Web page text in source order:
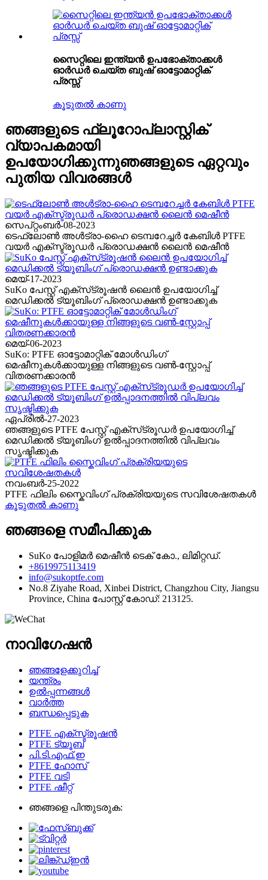
സൈറ്റിലെ ഇന്ത്യൻ ഉപഭോക്താക്കൾ
ഓർഡർ ചെയ്ത ബുഷ് ഓട്ടോമാറ്റിക്
പ്രസ്സ്
കൂടുതൽ കാണു
ഞങ്ങളുടെ ഫ്ലൂറോപ്ലാസ്റ്റിക്
വ്യാപകമായി
ഉപയോഗിക്കുന്നുഞങ്ങളുടെ ഏറ്റവും
പുതിയ വിവരങ്ങൾ
സെപ്റ്റംബർ-08-2023
ടെഫ്ലോൺ അൾട്രാ-ഹൈ ടെമ്പറേച്ചർ കേബിൾ PTFE
വയർ എക്സ്ട്രൂഡർ പ്രൊഡക്ഷൻ ലൈൻ മെഷീൻ
മെയ്-17-2023
SuKo പേസ്റ്റ് എക്‌സ്‌ട്രൂഷൻ ലൈൻ ഉപയോഗിച്ച്
മെഡിക്കൽ ട്യൂബിംഗ് പ്രൊഡക്ഷൻ ഉണ്ടാക്കുക
മെയ്-06-2023
SuKo: PTFE ഓട്ടോമാറ്റിക് മോൾഡിംഗ്
മെഷീനുകൾക്കായുള്ള നിങ്ങളുടെ വൺ-സ്റ്റോപ്പ്
വിതരണക്കാരൻ
ഏപ്രിൽ-27-2023
ഞങ്ങളുടെ PTFE പേസ്റ്റ് എക്‌സ്‌ട്രൂഡർ ഉപയോഗിച്ച്
മെഡിക്കൽ ട്യൂബിംഗ് ഉൽപ്പാദനത്തിൽ വിപ്ലവം
സൃഷ്ടിക്കുക
നവംബർ-25-2022
PTFE ഫിലിം സ്കൈവിംഗ് പ്രക്രിയയുടെ സവിശേഷതകൾ
കൂടുതൽ കാണു
ഞങ്ങളെ സമീപിക്കുക
SuKo പോളിമർ മെഷീൻ ടെക് കോ., ലിമിറ്റഡ്.
+8619975113419
info@sukoptfe.com
No.8 Ziyahe Road, Xinbei District, Changzhou City, Jiangsu
Province, China പോസ്റ്റ് കോഡ്: 213125.
നാവിഗേഷൻ
ഞങ്ങളേക്കുറിച്ച്
യന്ത്രം
ഉൽപ്പന്നങ്ങൾ
വാർത്ത
ബന്ധപ്പെടുക
PTFE എക്സ്ട്രൂഷൻ
PTFE ട്യൂബ്
പി.ടി.എഫ്.ഇ
PTFE ഹോസ്
PTFE വടി
PTFE ഷീറ്റ്
ഞങ്ങളെ പിന്തുടരുക: